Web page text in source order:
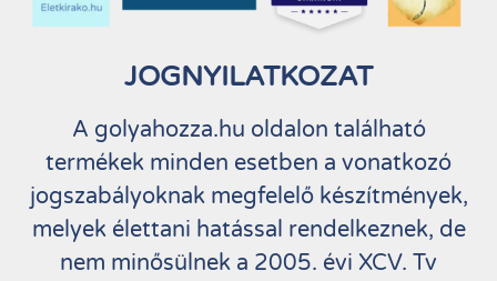
JOGNYILATKOZAT
A golyahozza.hu oldalon található
termékek minden esetben a vonatkozó
jogszabályoknak megfelelő készítmények,
melyek élettani hatással rendelkeznek, de
nem minősülnek a 2005. évi XCV. Tv